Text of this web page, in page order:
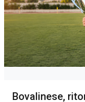
Bovalinese,